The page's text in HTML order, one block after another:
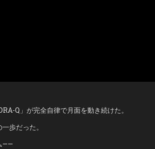
Q」が完全自律で月面を動き続けた。
歩だった。
——